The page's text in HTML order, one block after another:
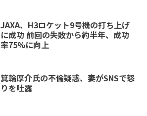
JAXA、H3ロケット9号機の打ち上げ
に成功 前回の失敗から約半年、成功
率75%に向上
箕輪厚介氏の不倫疑惑、妻がSNSで怒
りを吐露